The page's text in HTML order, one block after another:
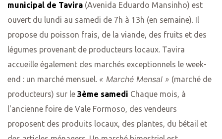
municipal de Tavira (Avenida Eduardo Mansinho) est
ouvert du lundi au samedi de 7h à 13h (en semaine). Il
propose du poisson frais, de la viande, des fruits et des
légumes provenant de producteurs locaux. Tavira
accueille également des marchés exceptionnels le week-
end : un marché mensuel. « Marché Mensal » (marché de
producteurs) sur le 3ème samedi Chaque mois, à
l'ancienne foire de Vale Formoso, des vendeurs
proposent des produits locaux, des plantes, du bétail et